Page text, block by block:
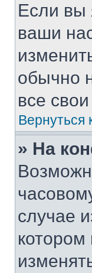
Если вы
ваши
обычно
все
Вернуться
» На
случае
котором